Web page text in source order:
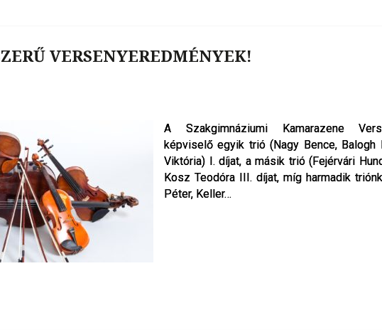
VERSENYEREDMÉNYEK!
A Szakgimnáziumi Kamarazene
képviselő egyik trió (Nagy Bence, Balogh
Viktória) I. díjat, a másik trió (Fejérvári
Kosz Teodóra III. díjat, míg harmadik
Péter, Keller…
A Szakgimnáziumi Kamarazene
képviselő egyik trió (Nagy Bence, Balogh
Viktória) I. díjat, a másik trió (Fejérvári
Kosz Teodóra III. díjat, míg harmadik
Péter, Keller…